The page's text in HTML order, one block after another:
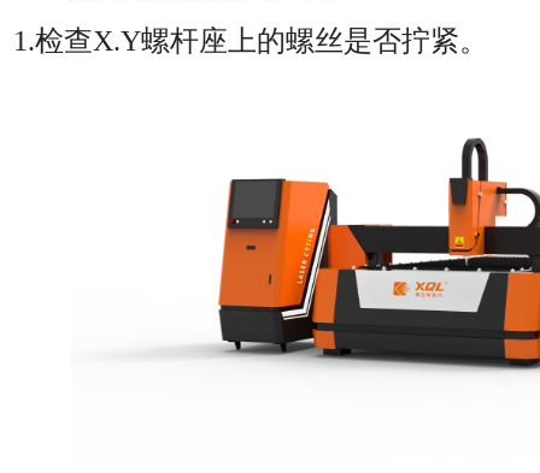
1.检查X.Y螺杆座上的螺丝是否拧紧。